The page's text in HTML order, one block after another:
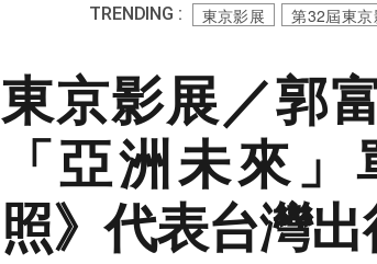
TRENDING : 東京影展 第32屆東京
東京影展／郭
「亞洲未來
照》代表台灣